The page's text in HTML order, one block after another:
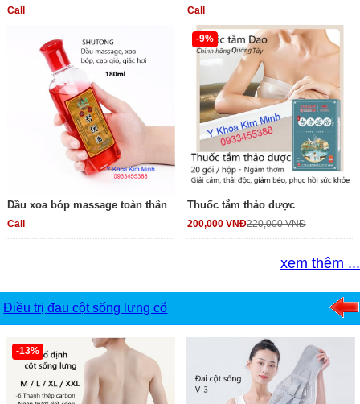
Call Call
Dầu xoa bóp massage toàn thân
Call
-9%
Thuốc tắm thảo dược
200,000 VNĐ220,000 VNĐ
xem thêm ...
Điều trị đau cột sống lưng cổ
-13%